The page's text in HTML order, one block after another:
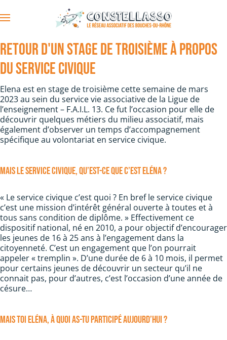
Accéder au contenu principal
Retour d'un stage de troisième à propos
du Service Civique
Elena est en stage de troisième cette semaine de mars
2023 au sein du service vie associative de la Ligue de
l’enseignement – F.A.I.L. 13. Ce fut l’occasion pour elle de
découvrir quelques métiers du milieu associatif, mais
également d’observer un temps d’accompagnement
spécifique au volontariat en service civique.
Mais le service civique, qu’est-ce que c’est Eléna ?
« Le service civique c’est quoi ? En bref le service civique
c’est une mission d’intérêt général ouverte à toutes et à
tous sans condition de diplôme. » Effectivement ce
dispositif national, né en 2010, a pour objectif d’encourager
les jeunes de 16 à 25 ans à l’engagement dans la
citoyenneté. C’est un engagement que l’on pourrait
appeler « tremplin ». D’une durée de 6 à 10 mois, il permet
pour certains jeunes de découvrir un secteur qu’il ne
connait pas, pour d’autres, c’est l’occasion d’une année de
césure…
Mais toi Eléna, à quoi as-tu participé aujourd’hui ?